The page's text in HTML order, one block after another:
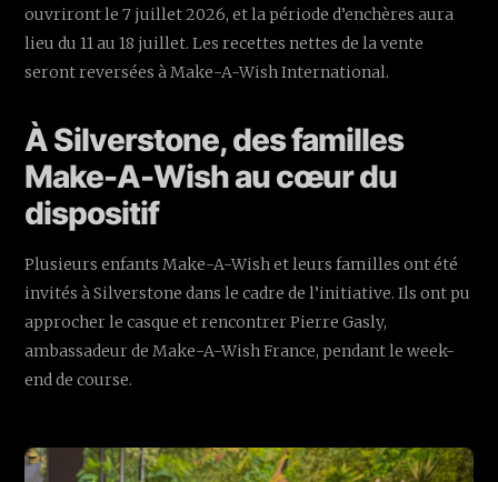
ouvriront le 7 juillet 2026, et la période d’enchères aura
lieu du 11 au 18 juillet. Les recettes nettes de la vente
seront reversées à Make-A-Wish International.
À Silverstone, des familles
Make-A-Wish au cœur du
dispositif
Plusieurs enfants Make-A-Wish et leurs familles ont été
invités à Silverstone dans le cadre de l’initiative. Ils ont pu
approcher le casque et rencontrer Pierre Gasly,
ambassadeur de Make-A-Wish France, pendant le week-
end de course.